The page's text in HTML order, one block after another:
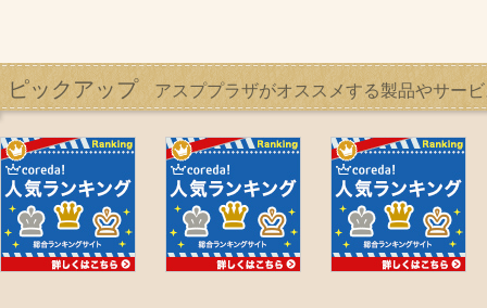
ピックアップ アスププラザがオススメする製品やサー